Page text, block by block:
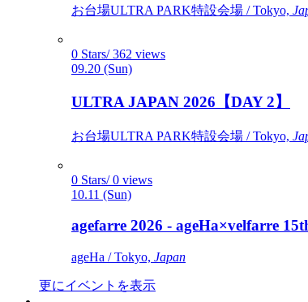
お台場ULTRA PARK特設会場 / Tokyo,
0 Stars/ 362 views
09.20 (Sun)
ULTRA JAPAN 2026【DAY 2】
お台場ULTRA PARK特設会場 / Tokyo,
0 Stars/ 0 views
10.11 (Sun)
agefarre 2026 - ageHa×velfarre
ageHa / Tokyo, Japan
更にイベントを表示